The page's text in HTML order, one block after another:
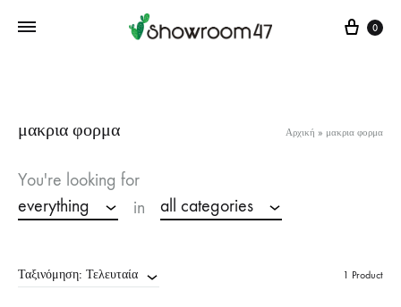
Cart
0
μακρια φορμα Αρχική » μακρια φορμα
You're looking for
everything
in all categories
Ταξινόμηση: Τελευταία 1 Product